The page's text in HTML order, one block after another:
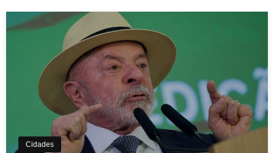
Cidades